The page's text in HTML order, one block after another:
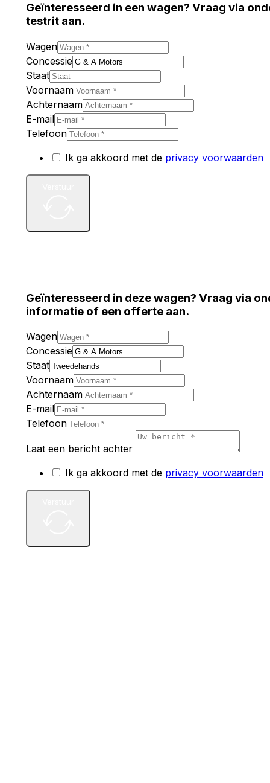
Geïnteresseerd in een wagen? Vraag via
testrit aan.
Wagen
Concessie
Staat
Voornaam
Achternaam
E-mail
Telefoon
Ik ga akkoord met de privacy voorwaarden
Geïnteresseerd in deze wagen? Vraag via
informatie of een offerte aan.
Wagen
Concessie
Staat
Voornaam
Achternaam
E-mail
Telefoon
Laat een bericht achter
Ik ga akkoord met de privacy voorwaarden